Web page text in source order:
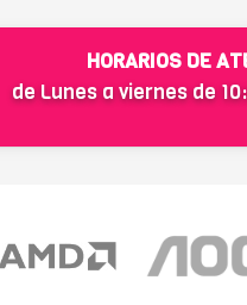
HORARIOS DE
de Lunes a viernes de